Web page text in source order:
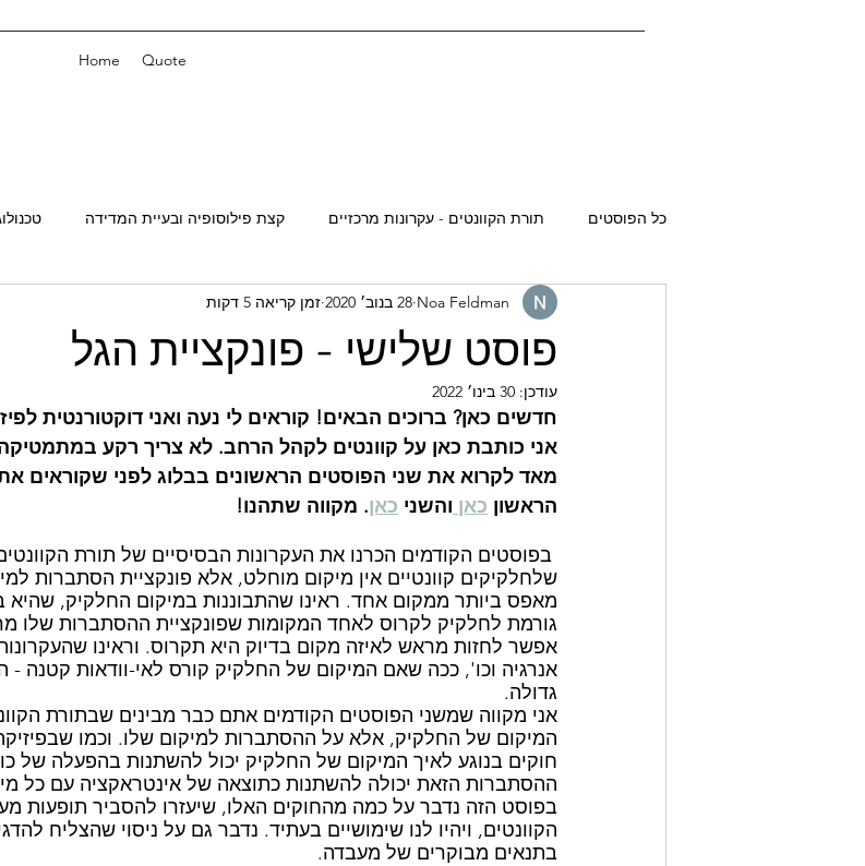
Home Quote
כל הפוסטים תורת הקוונטים - עקרונות מרכזיים קצת פילוסופיה ובעיית המדידה
פוסט שלישי - פונקציית הגל
Noa Feldman 28 בנוב׳ 2020 זמן קריאה 5 דקות
עודכן: 30 בינו׳ 2022
חדשים כאן? ברוכים הבאים! קוראים לי נעה ואני דוקטורנטית
אני כותבת כאן על קוונטים לקהל הרחב. לא צריך רקע
מאד לקרוא את שני הפוסטים הראשונים בבלוג לפני שקוראים
הראשון כאן והשני כאן. מקווה שתהנו!
בפוסטים הקודמים הכרנו את העקרונות הבסיסיים של תורת
שלחלקיקים קוונטיים אין מיקום מוחלט, אלא פונקציית הסתברות
מאפס ביותר ממקום אחד. ראינו שהתבוננות במיקום החלקיק,
גורמת לחלקיק לקרוס לאחד המקומות שפונקציית ההסתברות שלו
אפשר לחזות מראש לאיזה מקום בדיוק היא תקרוס. וראינו
אנרגיה וכו', ככה שאם המיקום של החלקיק קורס לאי-וודאות קטנה -
גדולה.
אני מקווה שמשני הפוסטים הקודמים אתם כבר מבינים שבתורת
המיקום של החלקיק, אלא על ההסתברות למיקום שלו. וכמו
חוקים בנוגע לאיך המיקום של החלקיק יכול להשתנות בהפעלה של
ההסתברות הזאת יכולה להשתנות כתוצאה של אינטראקציה עם כל
בפוסט הזה נדבר על כמה מהחוקים האלו, שיעזרו להסביר תופעות
הקוונטים, ויהיו לנו שימושיים בעתיד. נדבר גם על ניסוי שהצליח
בתנאים מבוקרים של מעבדה.